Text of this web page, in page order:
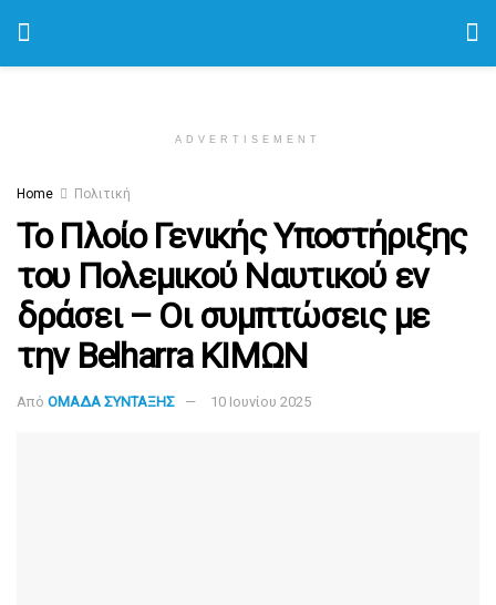
ADVERTISEMENT
Home Πολιτική
Το Πλοίο Γενικής Υποστήριξης
του Πολεμικού Ναυτικού εν
δράσει – Οι συμπτώσεις με
την Belharra ΚΙΜΩΝ
Από ΟΜΑΔΑ ΣΥΝΤΑΞΗΣ 10 Ιουνίου 2025